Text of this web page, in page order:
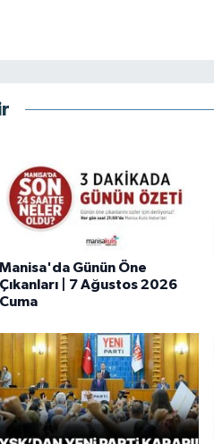
Manisa'da Günün Öne
Çıkanları | 7 Ağustos 2026
Cuma